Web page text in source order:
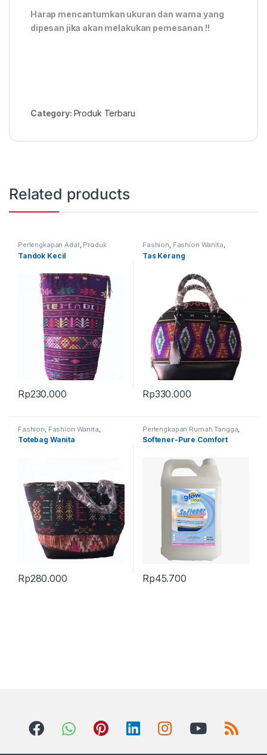
Harap mencantumkan ukuran dan warna yang
dipesan jika akan melakukan pemesanan !!
Category: Produk Terbaru
Related products
Perlengkapan Adat, Produk
Terbaru Tandok
Tandok Kecil
Rp230.000
Fashion Fashion Wanita
Produk Terbaru
Tas Kerang
Rp330.000
Fashion Fashion Wanita
Produk Terbaru,
Totebag Wanita
Rp280.000
Perlengkapan Rumah Tangga
Produk Terbaru
Softener-Pure Comfort
Rp45.700